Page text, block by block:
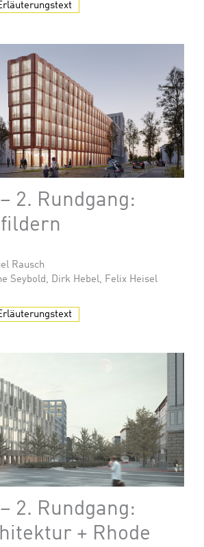
2. Rundgang:
Rausch
Seybold, Dirk Hebel, Felix Heisel
2. Rundgang:
+ Rhode